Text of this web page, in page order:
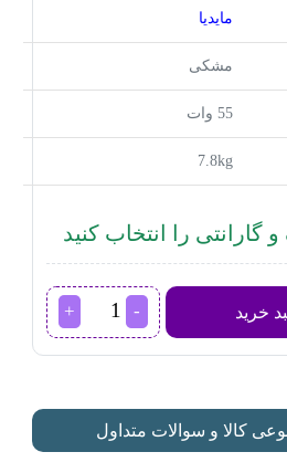
مایدیا
مشکی
55 وات
7.8kg
گارانتی را انتخاب کنید
خرید
پنکه
مایدیا
عدد
کالا و سوالات متداول